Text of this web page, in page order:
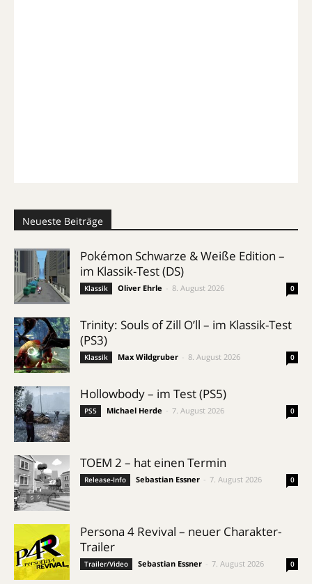
Neueste Beiträge
Pokémon Schwarze & Weiße Edition –
im Klassik-Test (DS)
Klassik Oliver Ehrle 8. August 2026 0
Trinity: Souls of Zill O’ll – im Klassik-Test
(PS3)
Klassik Max Wildgruber 8. August 2026 0
Hollowbody – im Test (PS5)
PS5 Michael Herde 7. August 2026 0
TOEM 2 – hat einen Termin
Release-Info Sebastian Essner 7. August 2026 0
Persona 4 Revival – neuer Charakter-
Trailer
Trailer/Video Sebastian Essner 7. August 2026 0